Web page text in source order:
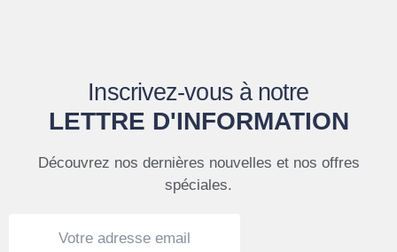
Inscrivez-vous à notre
LETTRE D'INFORMATION
Découvrez nos dernières nouvelles et nos offres
spéciales.